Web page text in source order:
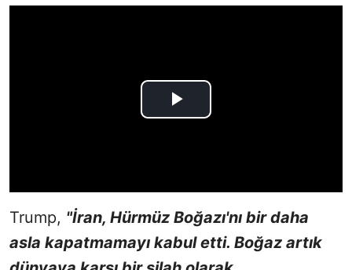
Trump, "İran, Hürmüz Boğazı'nı bir daha
asla kapatmamayı kabul etti. Boğaz artık